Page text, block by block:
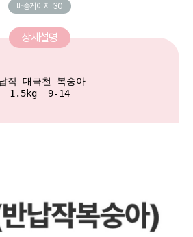
배송게이지 30
상세설명
작 대극천 복숭아
1.5kg  9-14